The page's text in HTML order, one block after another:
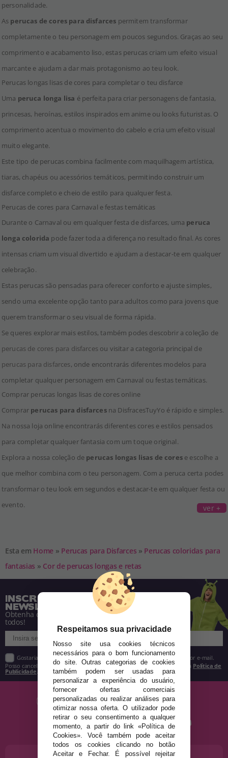
personalidade.
As perucas de cores para disfarces permitem transformar
completamente o teu personagem em poucos segundos. Graças ao seu
comprimento e acabamento liso, estas perucas criam um efeito visual
marcante e ajudam a dar mais protagonismo ao teu look.
Perucas longas lisas de cores para completar o teu disfarce
Uma peruca longa lisa é perfeita para criar personagens de fantasia,
princesas, heroínas, estilos inspirados em anime ou looks futuristas. O
comprimento acentua o movimento do cabelo e cria um efeito visual
muito elegante.
Este tipo de perucas combina facilmente com maquilhagem artística,
tiaras, chapéus ou acessórios temáticos, permitindo construir um
disfarce completo e cheio de estilo para qualquer festa.
Perucas de cores para Carnaval e festas temáticas
Durante o Carnaval ou em qualquer festa de disfarces, uma peruca
longa colorida pode fazer toda a diferença no resultado final. As cores
intensas criam um visual divertido e ajudam a destacar-te em qualquer
celebração.
Estas perucas são pensadas para oferecer conforto e ajuste simples,
sendo uma excelente opção tanto para adultos como para jovens que
querem transformar o seu visual de forma rápida.
Se queres explorar mais estilos, também podes descobrir a coleção de
perucas de cores para disfarcesou visitar a categoria principal de
perucas para disfarces, onde encontrarás diferentes modelos para
completar qualquer personagem em Carnaval ou festas temáticas.
Comprar perucas longas lisas de cores online
Comprar perucas para disfarcesna DisfracesTuyYo é rápido e simples.
Na nossa loja online encontrarás diferentes cores e estilos pensados
para completar qualquer fantasia com um toque original.
Explora a nossa coleção de perucas longas lisas de corese escolhe a
que melhor combina com o teu personagem. Com a peruca certa podes
transformar o teu look em segundos e destacar-te em qualquer festa ou
evento.
ver +
Esta em Home » Perucas para Disfarces » Perucas coloridas para
fantasias » Cor de perucas longas e retas
INSCREVA-SE NA NOSSA
NEWSLETTER
Obtenha descontos e saiba de tudo antes de
todos!
Gostaria de receber descontos exclusivos, novidades e tendências por e-mail.
Posso cancelar a inscrição a qualquer momento, conforme estipulado na Política de
Publicidade
Respeitamos sua privacidade
Nosso site usa cookies técnicos
necessários para o bom funcionamento
do site. Outras categorias de cookies
também podem ser usadas para
personalizar a experiência do usuário,
fornecer ofertas comerciais
personalizadas ou realizar análises para
otimizar nossa oferta. O utilizador pode
retirar o seu consentimento a qualquer
momento, a partir do link «Política de
Cookies». Você também pode aceitar
todos os cookies clicando no botão
Aceitar e Fechar. É possível rejeitar